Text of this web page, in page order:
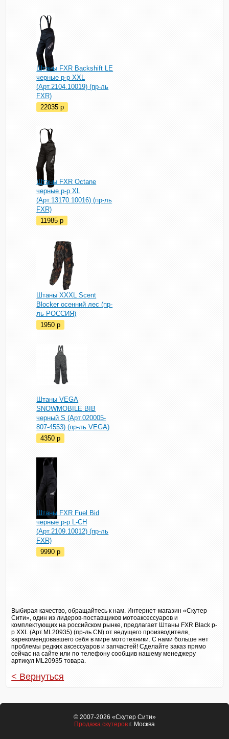
Штаны FXR Backshift LE
черные р-р XXL
(Арт.2104.10019) (пр-ль
FXR)
22035p
Штаны FXR Octane
черные р-р XL
(Арт.13170.10016) (пр-ль
FXR)
11985p
Штаны XXXL Scent
Blocker осенний лес (пр-
ль РОССИЯ)
1950p
Штаны VEGA
SNOWMOBILE BIB
черный S (Арт.020005-
807-4553) (пр-ль VEGA)
4350p
Штаны FXR Fuel Bid
черные р-р L-CH
(Арт.2109.10012) (пр-ль
FXR)
9990p
Выбирая качество, обращайтесь к нам. Интернет-магазин «Скутер
Сити», один из лидеров-поставщиков мотоаксессуаров и
комплектующих на российском рынке, предлагает Штаны FXR Black р-
р XXL (Арт.ML20935) (пр-ль CN) от ведущего производителя,
зарекомендовавшего себя в мире мототехники. С нами больше нет
проблемы редких аксессуаров и запчастей! Сделайте заказ прямо
сейчас на сайте или по телефону сообщив нашему менеджеру
артикул ML20935 товара.
< Вернуться
© 2007-2026 «Скутер Сити»
Продажа скутеров г. Москва